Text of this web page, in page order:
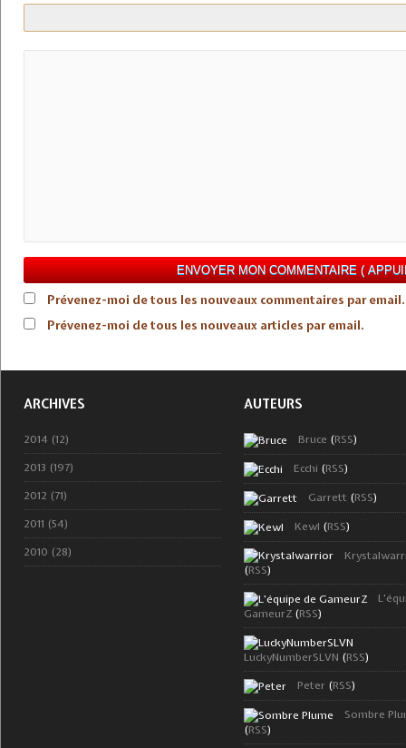
Prévenez-moi de tous les nouveaux commentaires par email.
Prévenez-moi de tous les nouveaux articles par email.
ARCHIVES
2014 (12)
2013 (197)
2012 (71)
2011 (54)
2010 (28)
AUTEURS
Bruce (RSS)
Ecchi (RSS)
Garrett (RSS)
Kewl (RSS)
(RSS)
GameurZ (RSS)
LuckyNumberSLVN (RSS)
Peter (RSS)
Sombre
(RSS)